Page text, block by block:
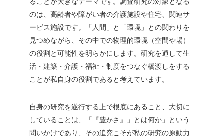
のは、高齢者や障がい者の介護施設や住宅、関連サ
ービス施設です。「人間」と「環境」との関わりを
見つめながら、その中での物理的環境（空間や場）
の役割と可能性を明らかにします。研究を通して生
活・建築・介護・福祉・制度をつなぐ橋渡しをする
ことが私自身の役割であると考えています。
自身の研究を遂行する上で根底にあること、大切に
していることは、「『豊かさ』」とは何か」という
問いかけであり、その追究こそが私の研究の原動力